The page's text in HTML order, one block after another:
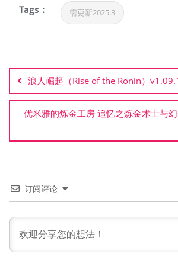
Tags : 需更新2025.3
章
导
航
浪人崛起（Rise of the Ronin）
优米雅的炼金工房 追忆之炼金术士与幻
订阅评论